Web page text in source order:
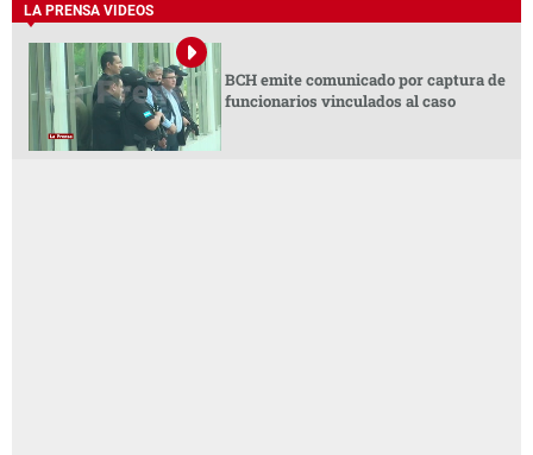
LA PRENSA VIDEOS
BCH emite comunicado por captura de
funcionarios vinculados al caso